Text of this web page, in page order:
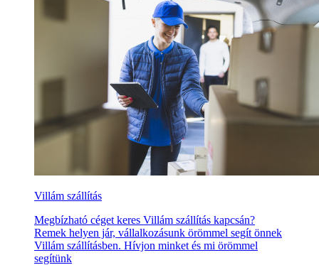
Villám szállítás
Megbízható céget keres Villám szállítás kapcsán?
Remek helyen jár, vállalkozásunk örömmel segít önnek
Villám szállításben. Hívjon minket és mi örömmel
segítünk